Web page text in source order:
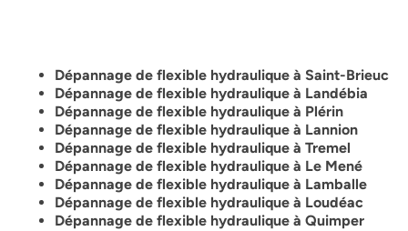
Dépannage de flexible hydraulique à Saint-Brieuc
Dépannage de flexible hydraulique à Landébia
Dépannage de flexible hydraulique à Plérin
Dépannage de flexible hydraulique à Lannion
Dépannage de flexible hydraulique à Tremel
Dépannage de flexible hydraulique à Le Mené
Dépannage de flexible hydraulique à Lamballe
Dépannage de flexible hydraulique à Loudéac
Dépannage de flexible hydraulique à Quimper